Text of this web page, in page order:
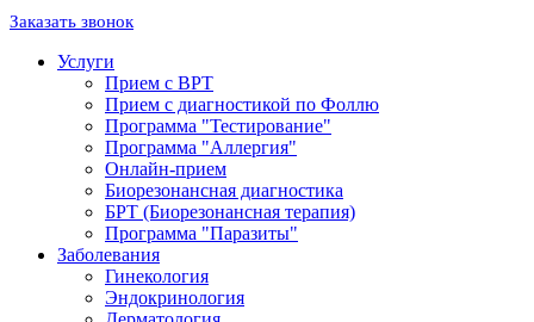
Заказать звонок
Услуги
Прием с ВРТ
Прием с диагностикой по Фоллю
Программа "Тестирование"
Программа "Аллергия"
Онлайн-прием
Биорезонансная диагностика
БРТ (Биорезонансная терапия)
Программа "Паразиты"
Заболевания
Гинекология
Эндокринология